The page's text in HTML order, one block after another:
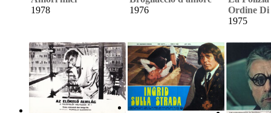
1978
1976
Ordine Di
1975